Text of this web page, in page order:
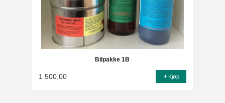
Bilpakke 1B
1 500,00 Kjøp